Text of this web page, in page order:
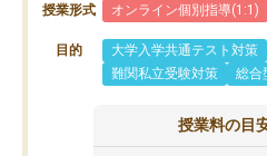
授業形式 オンライン個別指導(1:1)
目的 大学入学共通テスト対策
難関私立受験対策
総合
授業料の目